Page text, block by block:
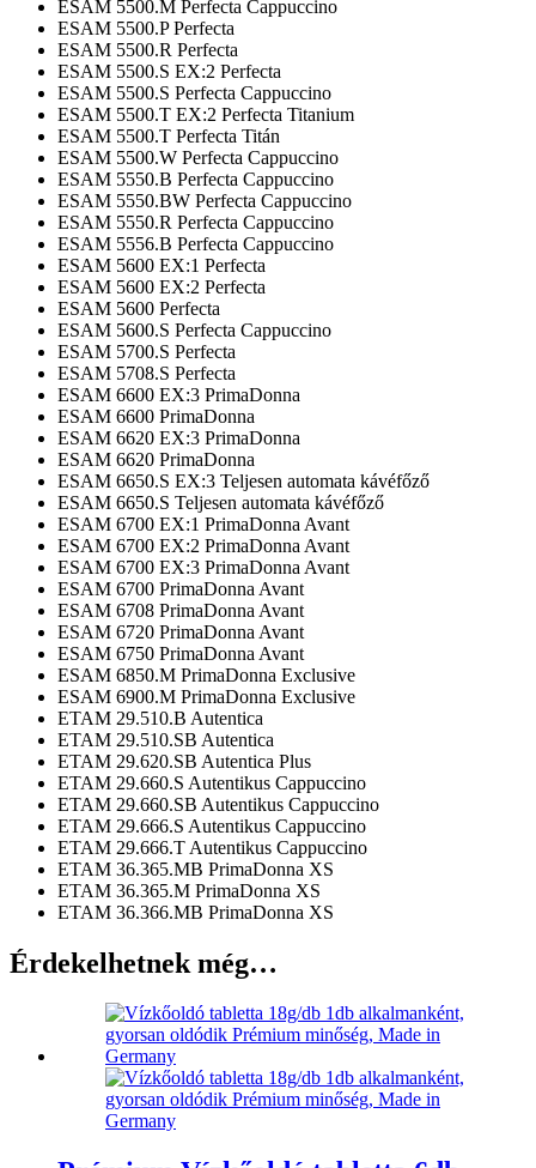
ESAM 5500.M Perfecta Cappuccino
ESAM 5500.P Perfecta
ESAM 5500.R Perfecta
ESAM 5500.S EX:2 Perfecta
ESAM 5500.S Perfecta Cappuccino
ESAM 5500.T EX:2 Perfecta Titanium
ESAM 5500.T Perfecta Titán
ESAM 5500.W Perfecta Cappuccino
ESAM 5550.B Perfecta Cappuccino
ESAM 5550.BW Perfecta Cappuccino
ESAM 5550.R Perfecta Cappuccino
ESAM 5556.B Perfecta Cappuccino
ESAM 5600 EX:1 Perfecta
ESAM 5600 EX:2 Perfecta
ESAM 5600 Perfecta
ESAM 5600.S Perfecta Cappuccino
ESAM 5700.S Perfecta
ESAM 5708.S Perfecta
ESAM 6600 EX:3 PrimaDonna
ESAM 6600 PrimaDonna
ESAM 6620 EX:3 PrimaDonna
ESAM 6620 PrimaDonna
ESAM 6650.S EX:3 Teljesen automata kávéfőző
ESAM 6650.S Teljesen automata kávéfőző
ESAM 6700 EX:1 PrimaDonna Avant
ESAM 6700 EX:2 PrimaDonna Avant
ESAM 6700 EX:3 PrimaDonna Avant
ESAM 6700 PrimaDonna Avant
ESAM 6708 PrimaDonna Avant
ESAM 6720 PrimaDonna Avant
ESAM 6750 PrimaDonna Avant
ESAM 6850.M PrimaDonna Exclusive
ESAM 6900.M PrimaDonna Exclusive
ETAM 29.510.B Autentica
ETAM 29.510.SB Autentica
ETAM 29.620.SB Autentica Plus
ETAM 29.660.S Autentikus Cappuccino
ETAM 29.660.SB Autentikus Cappuccino
ETAM 29.666.S Autentikus Cappuccino
ETAM 29.666.T Autentikus Cappuccino
ETAM 36.365.MB PrimaDonna XS
ETAM 36.365.M PrimaDonna XS
ETAM 36.366.MB PrimaDonna XS
Érdekelhetnek még…